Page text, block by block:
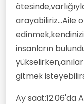
arayabiliriz...AiIe
insanların
gitmek
Ay saat:12.06'da